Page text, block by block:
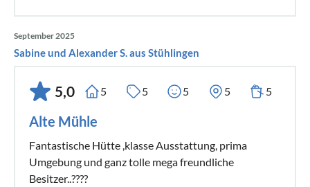
September 2025
Sabine und Alexander S. aus Stühlingen
5,0 5 5 5 5 5
Alte Mühle
Fantastische Hütte ,klasse Ausstattung, prima
Umgebung und ganz tolle mega freundliche
Besitzer..????